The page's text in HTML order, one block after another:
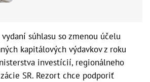
súhlasu so zmenou účelu
kapitálových výdavkov z roku
investícií, regionálneho
SR. Rezort chce podporiť